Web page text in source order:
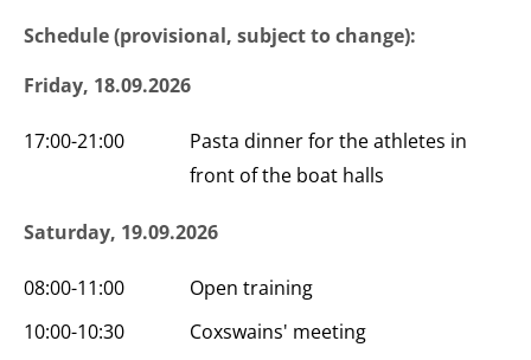
Schedule (provisional, subject to change):
Friday, 18.09.2026
17:00-21:00
Pasta dinner for the athletes in
front of the boat halls
Saturday, 19.09.2026
08:00-11:00
Open training
10:00-10:30
Coxswains' meeting